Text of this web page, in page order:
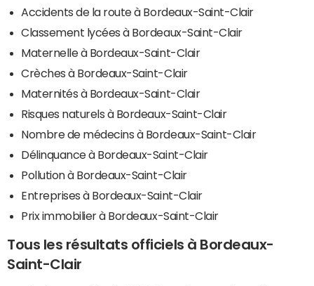
Accidents de la route à Bordeaux-Saint-Clair
Classement lycées à Bordeaux-Saint-Clair
Maternelle à Bordeaux-Saint-Clair
Crèches à Bordeaux-Saint-Clair
Maternités à Bordeaux-Saint-Clair
Risques naturels à Bordeaux-Saint-Clair
Nombre de médecins à Bordeaux-Saint-Clair
Délinquance à Bordeaux-Saint-Clair
Pollution à Bordeaux-Saint-Clair
Entreprises à Bordeaux-Saint-Clair
Prix immobilier à Bordeaux-Saint-Clair
Tous les résultats officiels à Bordeaux-
Saint-Clair